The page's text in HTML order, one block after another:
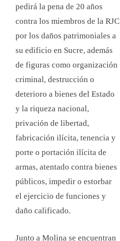
pedirá la pena de 20 años
contra los miembros de la RJC
por los daños patrimoniales a
su edificio en Sucre, además
de figuras como organización
criminal, destrucción o
deterioro a bienes del Estado
y la riqueza nacional,
privación de libertad,
fabricación ilícita, tenencia y
porte o portación ilícita de
armas, atentado contra bienes
públicos, impedir o estorbar
el ejercicio de funciones y
daño calificado.
Junto a Molina se encuentran